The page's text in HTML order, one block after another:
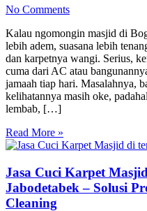
No Comments
Kalau ngomongin masjid di
lebih adem, suasana lebih
dan karpetnya wangi. Serius,
cuma dari AC atau
jamaah tiap hari. Masalahnya,
kelihatannya masih oke,
lembab, […]
Read More »
Jasa Cuci Karpet
Jabodetabek – Solusi
Cleaning